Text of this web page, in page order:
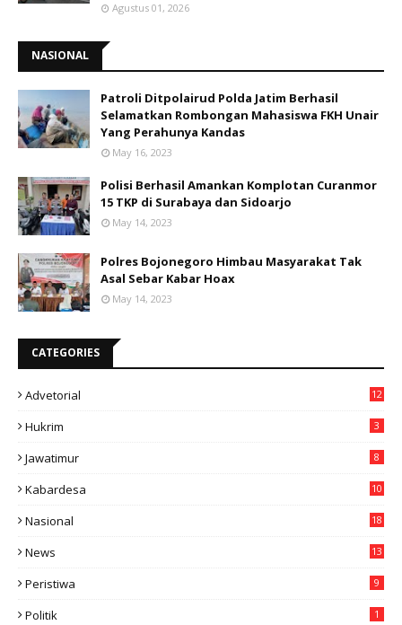
Agustus 01, 2026
NASIONAL
Patroli Ditpolairud Polda Jatim Berhasil
Selamatkan Rombongan Mahasiswa FKH Unair
Yang Perahunya Kandas
May 16, 2023
Polisi Berhasil Amankan Komplotan Curanmor
15 TKP di Surabaya dan Sidoarjo
May 14, 2023
Polres Bojonegoro Himbau Masyarakat Tak
Asal Sebar Kabar Hoax
May 14, 2023
CATEGORIES
Advetorial 12
Hukrim 3
Jawatimur 8
Kabardesa
10
Nasional
18
News
13
Peristiwa 9
Politik 1